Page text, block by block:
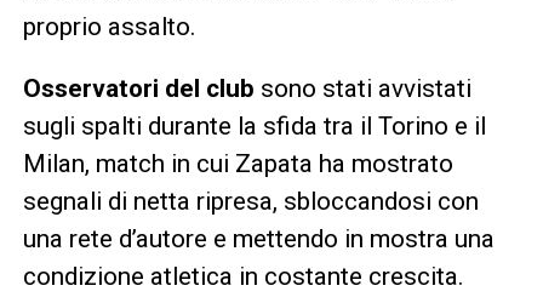
proprio assalto.
Osservatori del club sono stati avvistati
sugli spalti durante la sfida tra il Torino e il
Milan, match in cui Zapata ha mostrato
segnali di netta ripresa, sbloccandosi con
una rete d’autore e mettendo in mostra una
condizione atletica in costante crescita.